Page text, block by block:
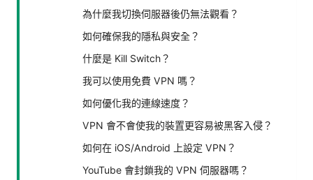
為什麼我切換伺服器後仍無法觀看？
如何確保我的隱私與安全？
什麼是 Kill Switch？
我可以使用免費 VPN 嗎？
如何優化我的連線速度？
VPN 會不會使我的裝置更容易被黑客入侵？
如何在 iOS/Android 上設定 VPN？
YouTube 會封鎖我的 VPN 伺服器嗎？